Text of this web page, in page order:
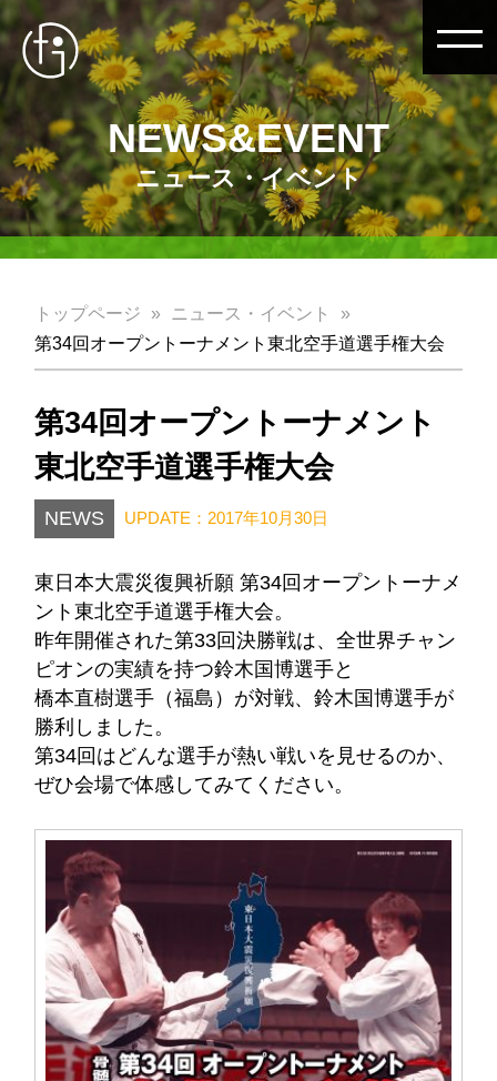
NEWS&EVENT
ニュース・イベント
トップページ
ニュース・イベント
第34回オープントーナメント東北空手道選手権大会
第34回オープントーナメント
東北空手道選手権大会
NEWS UPDATE：2017年10月30日
東日本大震災復興祈願 第34回オープントーナメ
ント東北空手道選手権大会。
昨年開催された第33回決勝戦は、全世界チャン
ピオンの実績を持つ鈴木国博選手と
橋本直樹選手（福島）が対戦、鈴木国博選手が
勝利しました。
第34回はどんな選手が熱い戦いを見せるのか、
ぜひ会場で体感してみてください。